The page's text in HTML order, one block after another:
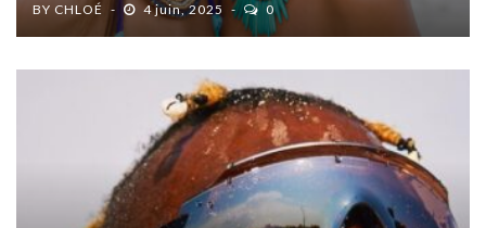
BY CHLOÉ 4 juin, 2025 0